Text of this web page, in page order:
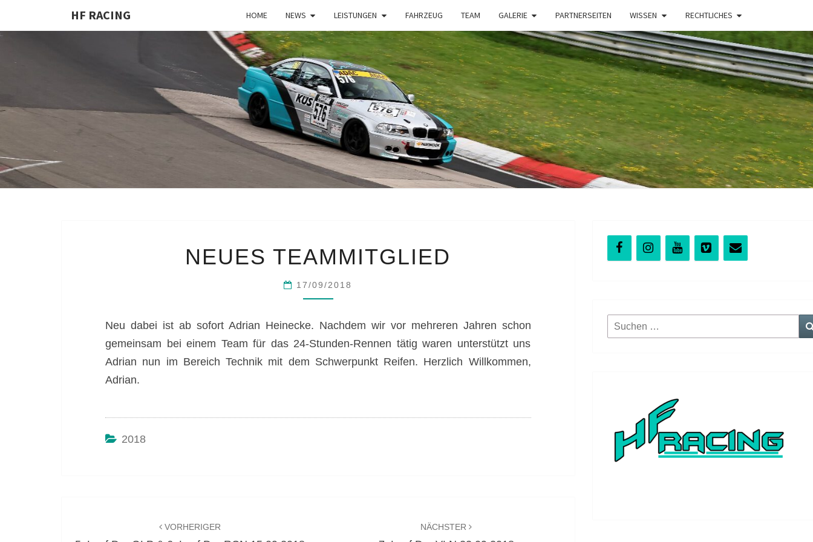
HF RACING HOME NEWS LEISTUNGEN FAHRZEUG TEAM GALERIE PARTNERSEITEN WISSEN RECHTLICHES
HF
RACING
Privates
Motorsportprojekt
Von Sven
Hoffmann & Team
TEAMMITGLIED
NEUES TEAMMITGLIED
17/09/2018
Neu dabei ist ab sofort Adrian Heinecke. Nachdem wir vor mehreren Jahren schon
gemeinsam bei einem Team für das 24-Stunden-Rennen tätig waren unterstützt uns
Adrian nun im Bereich Technik mit dem Schwerpunkt Reifen. Herzlich Willkommen,
Adrian.
2018
VORHERIGER NÄCHSTER
Suchen
nach: